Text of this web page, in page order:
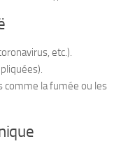
etc.).
comme la fumée ou les